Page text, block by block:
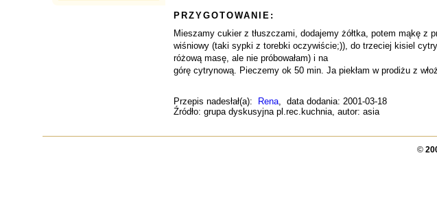
PRZYGOTOWANIE:
Mieszamy cukier z tłuszczami, dodajemy żółtka, potem mąkę z
wiśniowy (taki sypki z torebki oczywiście;)), do trzeciej kisiel
różową masę, ale nie próbowałam) i na
górę cytrynową. Pieczemy ok 50 min. Ja piekłam w prodiżu z
Przepis nadesłał(a): Rena, data dodania: 2001-03-18
Źródło: grupa dyskusyjna pl.rec.kuchnia, autor: asia
©